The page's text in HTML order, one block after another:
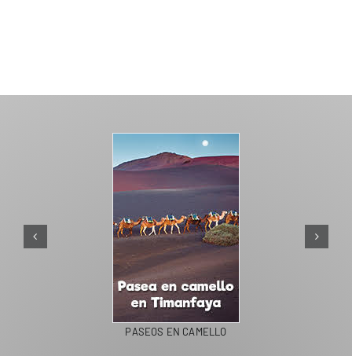
PASEOS EN CAMELLO